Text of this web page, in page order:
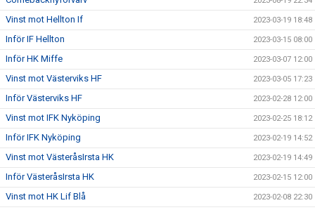
Vinst mot Hellton If 2023-03-19 18:48
Inför IF Hellton 2023-03-15 08:00
Inför HK Miffe 2023-03-07 12:00
Vinst mot Västerviks HF 2023-03-05 17:23
Inför Västerviks HF 2023-02-28 12:00
Vinst mot IFK Nyköping 2023-02-25 18:12
Inför IFK Nyköping 2023-02-19 14:52
Vinst mot VästeråsIrsta HK 2023-02-19 14:49
Inför VästeråsIrsta HK 2023-02-15 12:00
Vinst mot HK Lif Blå 2023-02-08 22:30